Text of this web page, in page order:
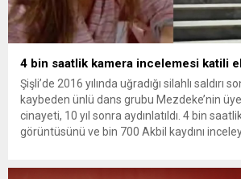
4 bin saatlik kamera incelemesi katili
Şişli’de 2016 yılında uğradığı silahlı saldırı
kaybeden ünlü dans grubu Mezdeke’nin
cinayeti, 10 yıl sonra aydınlatıldı. 4 bin
görüntüsünü ve bin 700 Akbil kaydını